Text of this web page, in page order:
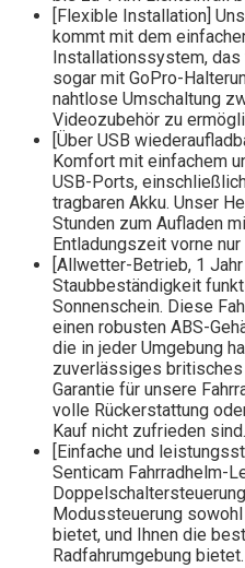
[Flexible Installation]
kommt mit dem
Installationssystem,
sogar mit GoPro-
nahtlose Umschaltung
Videozubehör zu
[Über USB
Komfort mit einfachem
USB-Ports,
tragbaren Akku. Unser
Stunden zum Aufladen
Entladungszeit vorne
[Allwetter-Betrieb, 1
Staubbeständigkeit
Sonnenschein. Diese
einen robusten ABS-
die in jeder Umgebung
zuverlässiges britisches
Garantie für unsere
volle Rückerstattung
Kauf nicht zufrieden sind.
[Einfache und
Senticam Fahrradhelm-
Modussteuerung
bietet, und Ihnen die
Radfahrumgebung bietet.